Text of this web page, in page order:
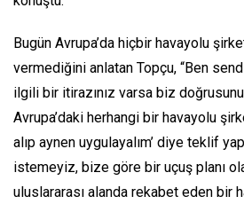
Bugün Avrupa’da hiçbir havayolu
vermediğini anlatan Topçu, “Ben
ilgili bir itirazınız varsa biz
Avrupa’daki herhangi bir havayolu
alıp aynen uygulayalım’ diye teklif
istemeyiz, bize göre bir uçuş planı
uluslararası alanda rekabet eden bir